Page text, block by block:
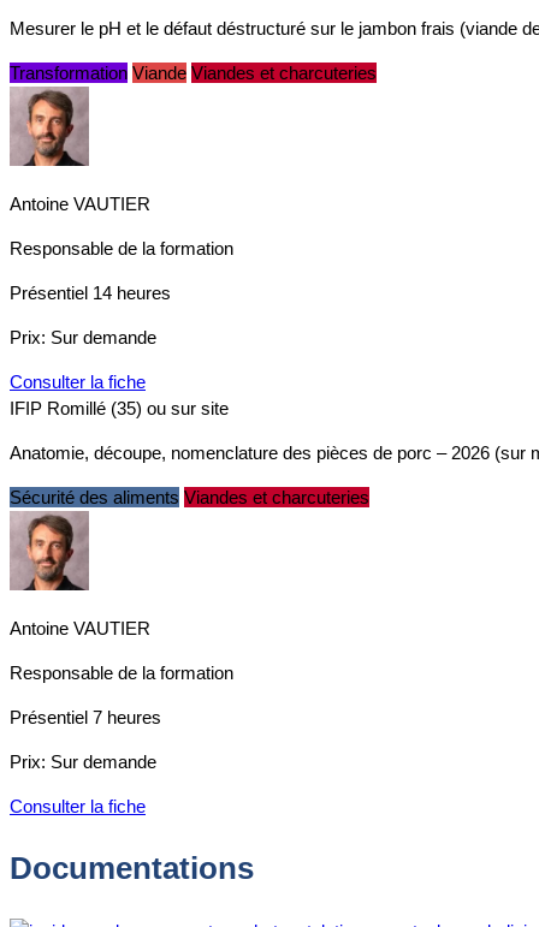
Mesurer le pH et le défaut déstructuré sur le jambon frais (viande
Transformation Viande Viandes et charcuteries
Antoine VAUTIER
Responsable de la formation
Présentiel 14 heures
Prix: Sur demande
Consulter la fiche
IFIP Romillé (35) ou sur site
Anatomie, découpe, nomenclature des pièces de porc – 2026 (sur
Sécurité des aliments Viandes et charcuteries
Antoine VAUTIER
Responsable de la formation
Présentiel 7 heures
Prix: Sur demande
Consulter la fiche
Documentations